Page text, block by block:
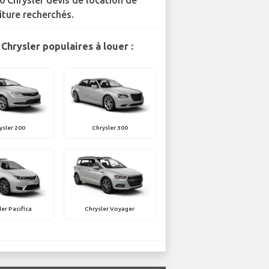
recherchés.
populaires à louer :
200 Chrysler 300
Pacifica Chrysler Voyager